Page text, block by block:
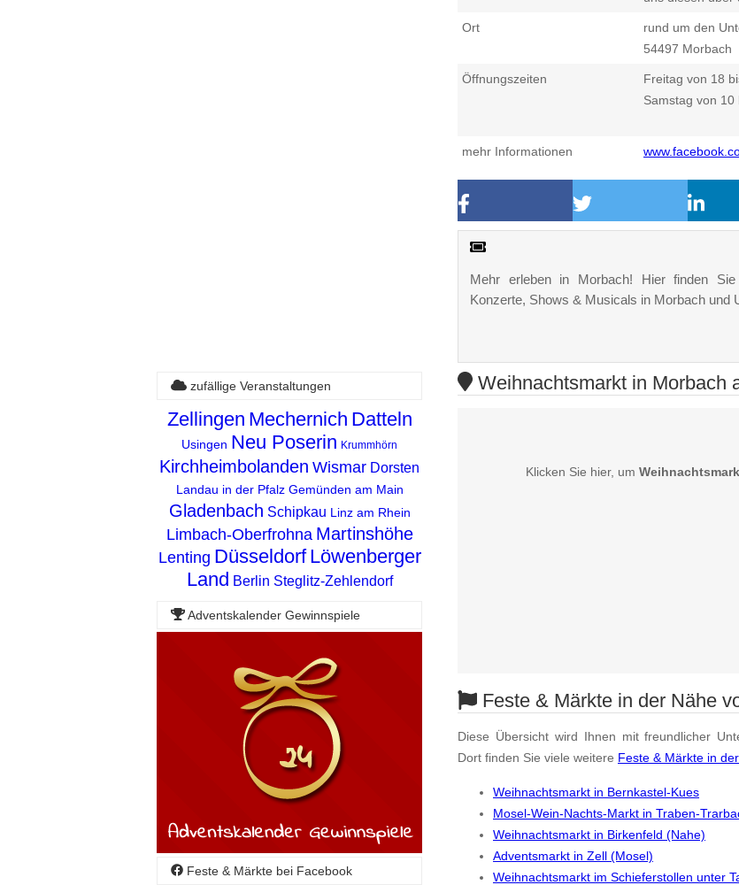
Ort
rund um den
54497 Morbach
Öffnungszeiten
Freitag von 18
Samstag von 10
mehr Informationen
Mehr erleben in Morbach! Hier finden
Konzerte, Shows & Musicals in Morbach und
Weihnachtsmarkt in Morbach
Klicken Sie hier, um
Feste & Märkte in der Nähe
Diese Übersicht wird Ihnen mit freundlicher
Dort finden Sie viele weitere Feste & Märkte in
Weihnachtsmarkt in Bernkastel-Kues
Mosel-Wein-Nachts-Markt in Traben-
Weihnachtsmarkt in Birkenfeld (Nahe)
Adventsmarkt in Zell (Mosel)
Weihnachtsmarkt im Schieferstollen unter
zufällige Veranstaltungen
Zellingen Mechernich Datteln
Usingen Neu Poserin Krummhörn
Kirchheimbolanden Wismar Dorsten
Landau in der Pfalz Gemünden am Main
Gladenbach Schipkau Linz am Rhein
Limbach-Oberfrohna Martinshöhe
Lenting Düsseldorf Löwenberger
Land Berlin Steglitz-Zehlendorf
Adventskalender Gewinnspiele
Feste & Märkte bei Facebook